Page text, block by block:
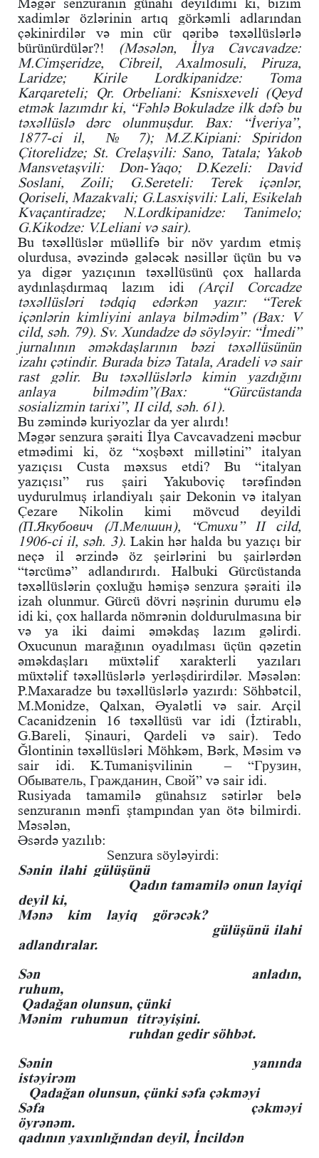
xadimlər özlərinin artıq görkəmli adlarından
çəkinirdilər və min cür qəribə təxəllüslərlə
bürünürdülər?! (Məsələn, İlya Cavcavadze:
M.Cimşeridze, Cibreil, Axalmosuli, Piruza,
Laridze; Kirile Lordkipanidze: Toma
Karqareteli; Qr. Orbeliani: Ksnisxeveli (Qeyd
etmək lazımdır ki, “Fəhlə Bokuladze ilk dəfə bu
təxəllüslə dərc olunmuşdur. Bax: “İveriya”,
1877-ci il, № 7); M.Z.Kipiani: Spiridon
Çitorelidze; St. Crelaşvili: Sano, Tatala; Yakob
Mansvetaşvili: Don-Yaqo; D.Kezeli: David
Soslani, Zoili; G.Sereteli: Terek içənlər,
Qoriseli, Mazakvali; G.Lasxişvili: Lali, Esikelah
Kvaçantiradze; N.Lordkipanidze: Tanimelo;
G.Kikodze: V.Leliani və sair).
Bu təxəllüslər müəllifə bir növ yardım etmiş
olurdusa, əvəzində gələcək nəsillər üçün bu və
ya digər yazıçının təxəllüsünü çox hallarda
aydınlaşdırmaq lazım idi (Arçil Corcadze
təxəllüsləri tədqiq edərkən yazır: “Terek
içənlərin kimliyini anlaya bilmədim” (Bax: V
cild, səh. 79). Sv. Xundadze də söyləyir: “İmedi”
jurnalının əməkdaşlarının bəzi təxəllüsünün
izahı çətindir. Burada bizə Tatala, Aradeli və sair
rast gəlir. Bu təxəllüslərlə kimin yazdığını
anlaya bilmədim”(Bax: “Gürcüstanda
sosializmin tarixi”, II cild, səh. 61).
Bu zəmində kuriyozlar da yer alırdı!
Məgər senzura şəraiti İlya Cavcavadzeni məcbur
etmədimi ki, öz “xoşbəxt millətini” italyan
yazıçısı Custa məxsus etdi? Bu “italyan
yazıçısı” rus şairi Yakuboviç tərəfindən
uydurulmuş irlandiyalı şair Dekonin və italyan
Çezare Nikolin kimi mövcud deyildi
(П.Якубович (Л.Мелшин), “Стихи” II cild,
1906-ci il, səh. 3). Lakin hər halda bu yazıçı bir
neçə il ərzində öz şeirlərini bu şairlərdən
“tərcümə” adlandırırdı. Halbuki Gürcüstanda
təxəllüslərin çoxluğu həmişə senzura şəraiti ilə
izah olunmur. Gürcü dövri nəşrinin durumu elə
idi ki, çox hallarda nömrənin doldurulmasına bir
və ya iki daimi əməkdaş lazım gəlirdi.
Oxucunun marağının oyadılması üçün qəzetin
əməkdaşları müxtəlif xarakterli yazıları
müxtəlif təxəllüslərlə yerləşdirirdilər. Məsələn:
P.Maxaradze bu təxəllüslərlə yazırdı: Söhbətcil,
M.Monidze, Qalxan, Əyalətli və sair. Arçil
Cacanidzenin 16 təxəllüsü var idi (İztirablı,
G.Bareli, Şinauri, Qardeli və sair). Tedo
Ğlontinin təxəllüsləri Möhkəm, Bərk, Məsim və
sair idi. K.Tumanişvilinin – “Грузин,
Обыватель, Гражданин, Свой” və sair idi.
Rusiyada tamamilə günahsız sətirlər belə
senzuranın mənfi ştampından yan ötə bilmirdi.
Məsələn,
Əsərdə yazılıb:
Senzura söyləyirdi:
Sənin ilahi gülüşünü
Qadın tamamilə onun layiqi
deyil ki,
Mənə kim layiq görəcək?
gülüşünü ilahi
adlandıralar.
Sən anladın,
ruhum,
Qadağan olunsun, çünki
Mənim ruhumun titrəyişini.
ruhdan gedir söhbət.
Sənin yanında
istəyirəm
Qadağan olunsun, çünki səfa çəkməyi
Səfa çəkməyi
öyrənəm.
qadının yaxınlığından deyil, İncildən